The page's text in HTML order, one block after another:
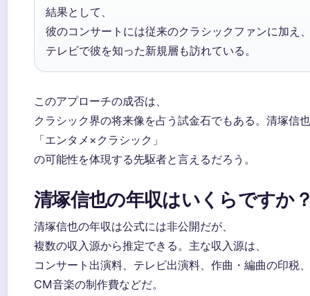
結果として、
彼のコンサートには従来のクラシックファンに加え
テレビで彼を知った新規層も訪れている。
このアプローチの成否は、
クラシック界の将来像を占う試金石でもある。清塚信
「エンタメ×クラシック」
の可能性を体現する先駆者と言えるだろう。
清塚信也の年収はいくらですか
清塚信也の年収は公式には非公開だが、
複数の収入源から推定できる。主な収入源は、
コンサート出演料、テレビ出演料、作曲・編曲の印税、
CM音楽の制作費などだ。